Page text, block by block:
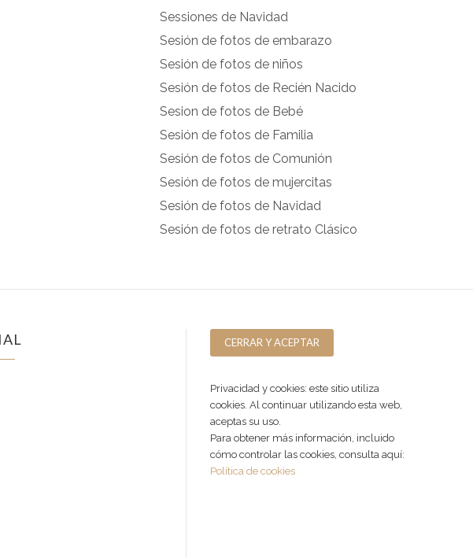
de
facebook.com
en
Facebook
de
instagram.com
en
Instagram
Sessiones de Navidad
Sesión de fotos de embarazo
Sesión de fotos de niños
Sesión de fotos de Recién Nacido
Sesion de fotos de Bebé
Sesión de fotos de Familia
Sesión de fotos de Comunión
Sesión de fotos de mujercitas
Sesión de fotos de Navidad
Sesión de fotos de retrato Clásico
Privacidad y cookies: este sitio utiliza
cookies. Al continuar utilizando esta web,
aceptas su uso.
Para obtener más información, incluido
cómo controlar las cookies, consulta aquí:
Política de cookies